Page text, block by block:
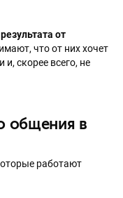
от
что от них хочет
скорее всего, не
общения в
работают